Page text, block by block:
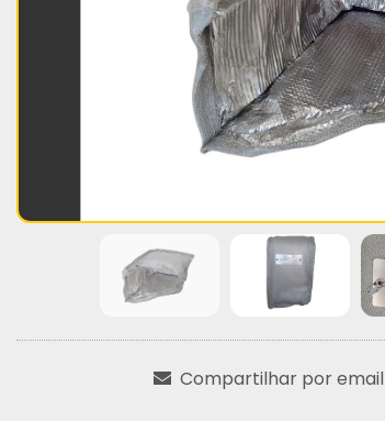
Compartilhar por email